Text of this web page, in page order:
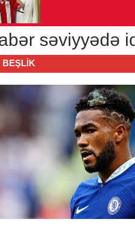
səviyyədə
BEŞLIK